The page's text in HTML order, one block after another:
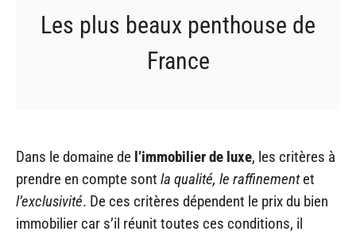
Les plus beaux penthouse de
France
Dans le domaine de l’immobilier de luxe, les critères à
prendre en compte sont la qualité, le raffinementet
l’exclusivité. De ces critères dépendent le prix du bien
immobilier car s’il réunit toutes ces conditions, il